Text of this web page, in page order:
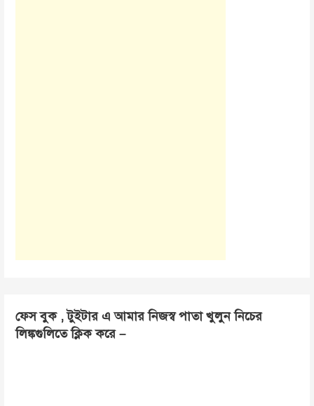
ফেস বুক , টুইটার এ আমার নিজস্ব পাতা খুলুন নিচের
লিঙ্কগুলিতে ক্লিক করে –